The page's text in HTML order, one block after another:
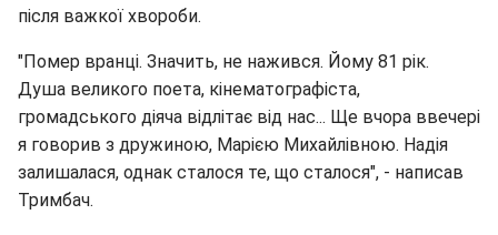
після важкої хвороби.
"Помер вранці. Значить, не нажився. Йому 81 рік.
Душа великого поета, кінематографіста,
громадського діяча відлітає від нас... Ще вчора ввечері
я говорив з дружиною, Марією Михайлівною. Надія
залишалася, однак сталося те, що сталося", - написав
Тримбач.